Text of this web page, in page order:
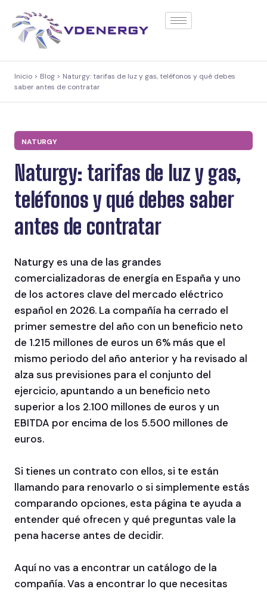
Inicio > Blog > Naturgy: tarifas de luz y gas, teléfonos y qué debes
saber antes de contratar
NATURGY
Naturgy: tarifas de luz y gas,
teléfonos y qué debes saber
antes de contratar
Naturgy es una de las grandes
comercializadoras de energía en España y uno
de los actores clave del mercado eléctrico
español en 2026. La compañía ha cerrado el
primer semestre del año con un beneficio neto
de 1.215 millones de euros un 6% más que el
mismo periodo del año anterior y ha revisado al
alza sus previsiones para el conjunto del
ejercicio, apuntando a un beneficio neto
superior a los 2.100 millones de euros y un
EBITDA por encima de los 5.500 millones de
euros.
Si tienes un contrato con ellos, si te están
llamando para renovarlo o si simplemente estás
comparando opciones, esta página te ayuda a
entender qué ofrecen y qué preguntas vale la
pena hacerse antes de decidir.
Aquí no vas a encontrar un catálogo de la
compañía. Vas a encontrar lo que necesitas